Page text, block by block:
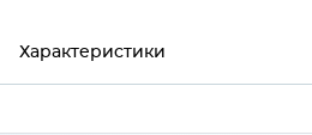
Характеристики